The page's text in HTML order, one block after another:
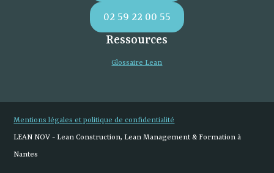
02 59 22 00 55
Ressources
Glossaire Lean
Mentions légales et politique de confidentialité
LEAN NOV - Lean Construction, Lean Management & Formation à
Nantes